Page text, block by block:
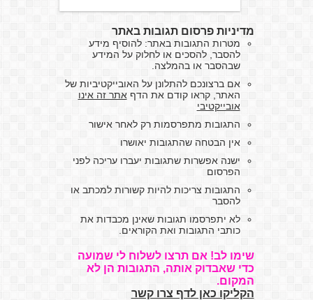
מדיניות פרסום תגובות באתר
מטרות התגובות באתר: להוסיף מידע
להסבר, להסכים או לחלוק על המידע
שבהסבר או בהמלצה.
אם ברצונכם להתלונן על האובייקטיביות של
האתר, קראו קודם את הדףאתר זה אינו
אובייקטיבי
התגובות מתפרסמות רק לאחר אישור
אין הבטחה שהתגובות יאושרו
ישנה אפשרות שתגובות יעברו עריכה לפני
הפרסום
התגובות צריכות להיות קשורות למכתב או
להסבר
לא יתפרסמו תגובות שאינן מכבדות את
כותבי התגובות ואת הקוראים.
שימו לב! אם תרצו לשלוח לי שמועה
כדי שאבדוק אותה, התגובות הן לא
המקום.
הקליקו כאן לדף צרו קשר